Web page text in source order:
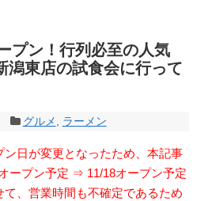
プン！行列必至の人気
潟東店の試食会に行って
グルメ ラーメン
日が変更となったため、本記事
ープン予定 ⇒ 11/18オープン予定
、営業時間も不確定であるため